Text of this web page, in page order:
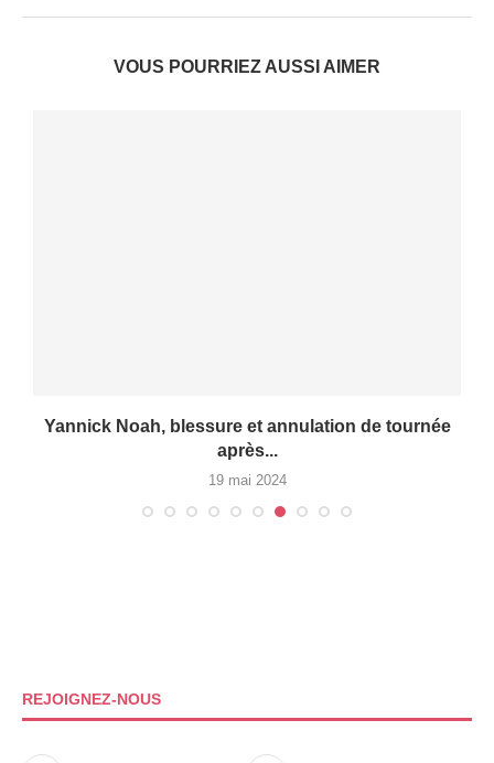
VOUS POURRIEZ AUSSI AIMER
Yannick Noah, blessure et annulation de tournée
après...
19 mai 2024
REJOIGNEZ-NOUS